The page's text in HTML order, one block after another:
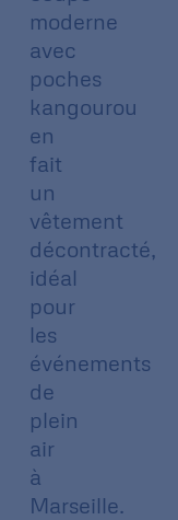
moderne
avec
poches
kangourou
en
fait
un
vêtement
décontracté,
idéal
pour
les
événements
de
plein
air
à
Marseille.